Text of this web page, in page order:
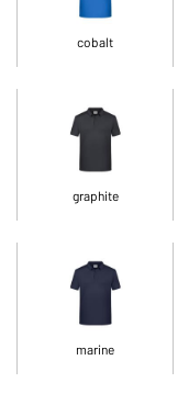
cobalt
graphite
marine